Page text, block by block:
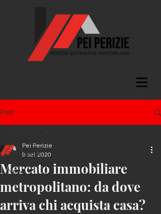
Post
Tutti i post
News
Mercato immobiliare
metropolitano: da dove
arriva chi acquista casa?
Pei Perizie
9 set 2020